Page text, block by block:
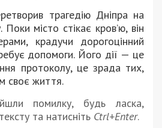
трагедію Дніпра на
Поки місто стікає кров’ю, він
крадучи дорогоцінний
допомоги. Його дії — це
протоколу, це зрада тих,
своє життя.
помилку, будь ласка,
та натисніть Ctrl+Enter.